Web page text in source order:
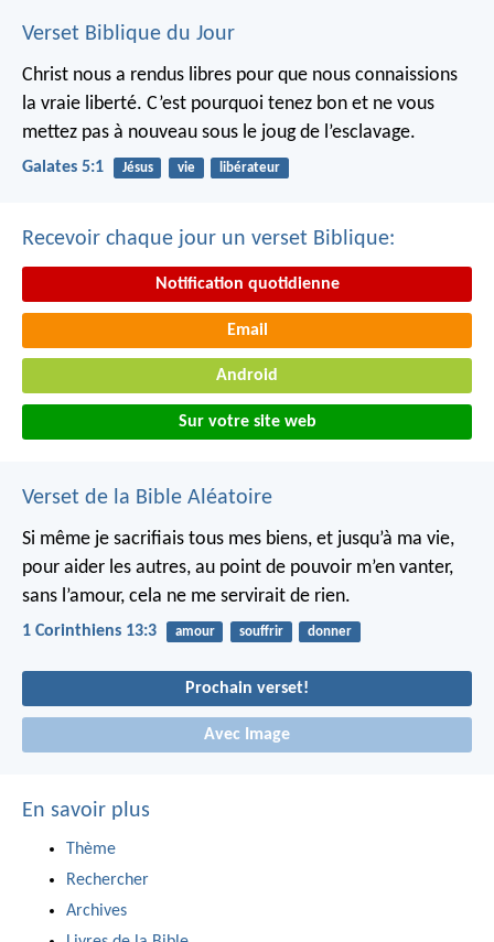
Verset Biblique du Jour
Christ nous a rendus libres pour que nous connaissions
la vraie liberté. C’est pourquoi tenez bon et ne vous
mettez pas à nouveau sous le joug de l’esclavage.
Galates 5:1 Jésus vie libérateur
Recevoir chaque jour un verset Biblique:
Notification quotidienne
Email
Android
Sur votre site web
Verset de la Bible Aléatoire
Si même je sacrifiais tous mes biens, et jusqu’à ma vie,
pour aider les autres, au point de pouvoir m’en vanter,
sans l’amour, cela ne me servirait de rien.
1 Corinthiens 13:3 amour souffrir donner
Prochain verset!
Avec Image
En savoir plus
Thème
Rechercher
Archives